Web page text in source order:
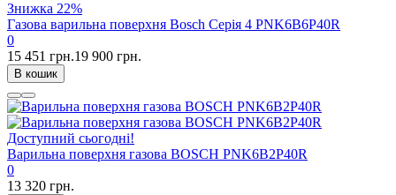
Знижка 22%
Газова варильна поверхня Bosch Серія 4 PNK6B6P40R
0
15 451 грн.19 900 грн.
В кошик
Доступний сьогодні!
Варильна поверхня газова BOSCH PNK6B2P40R
0
13 320 грн.